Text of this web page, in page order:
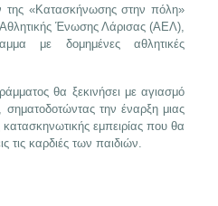
της «Κατασκήνωσης στην πόλη»
Ένωσης Λάρισας (ΑΕΛ),
με δομημένες αθλητικές
θα ξεκινήσει με αγιασμό
σηματοδοτώντας την έναρξη μιας
κατασκηνωτικής εμπειρίας που θα
τις καρδιές των παιδιών.